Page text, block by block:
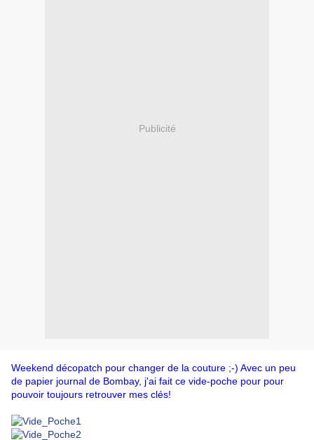
Publicité
Weekend décopatch pour changer de la couture ;-) Avec un peu
de papier journal de Bombay, j'ai fait ce vide-poche pour pour
pouvoir toujours retrouver mes clés!